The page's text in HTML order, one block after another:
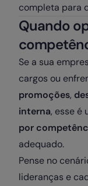
completa para
Quando
Se a sua
cargos ou
promoções,
interna, esse é
por
adequado.
Pense no
lideranças e